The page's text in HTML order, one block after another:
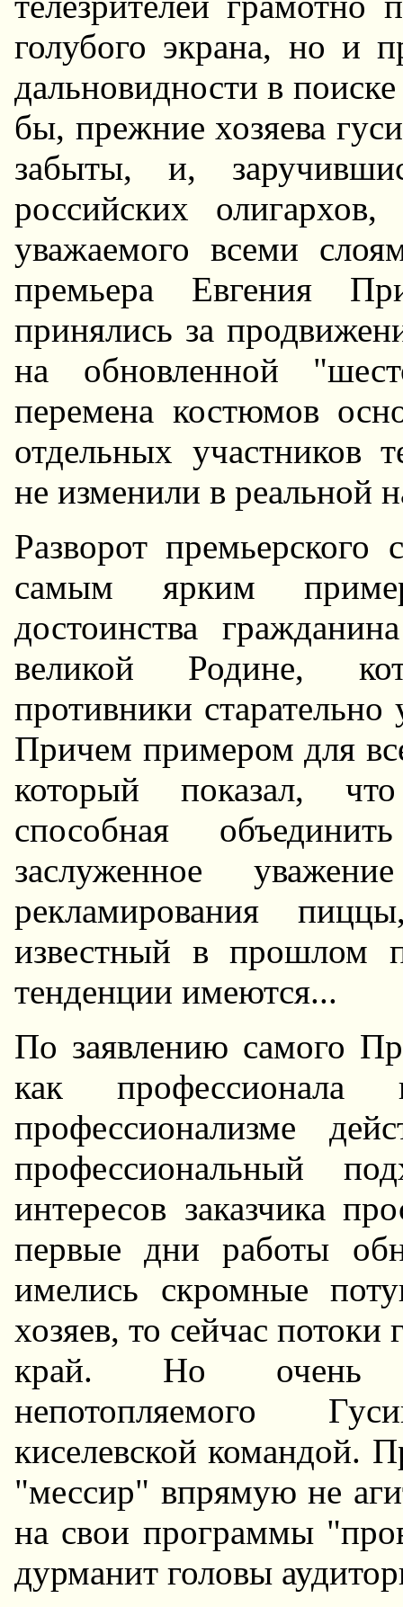
голубого экрана, но и
дальновидности в
бы, прежние хозяева
забыты, и,
российских
уважаемого всеми
премьера Евгения
принялись за
на обновленной
перемена костюмов
отдельных участников
не изменили в реальной
Разворот премьерского
самым ярким
достоинства
великой Родине,
противники
Причем примером для
который показал,
способная
заслуженное
рекламирования
известный в прошлом
тенденции имеются...
По заявлению самого
как
профессионализме
профессиональный
интересов заказчика
первые дни работы
имелись скромные
хозяев, то сейчас потоки
край. Hо очень
непотопляемого
киселевской командой.
"мессир" впрямую не
на свои программы
дурманит головы